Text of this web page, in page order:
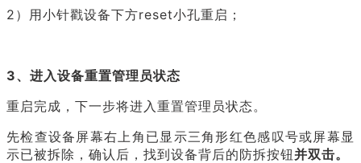
2）用小针戳设备下方reset小孔重启 ；
3、进入设备重置管理员状态
重启完成，下一步将进入重置管理员状态。
先检查设备屏幕右上角已显示三角形红色感叹号或屏幕显
示已被拆除，确认后，找到设备背后的防拆按钮并双击。